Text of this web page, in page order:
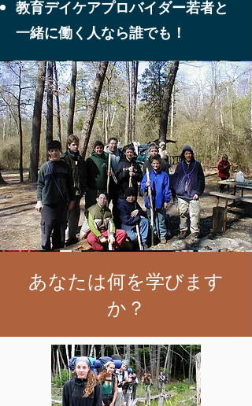
教育デイケアプロバイダー若者と
一緒に働く人なら誰でも！
あなたは何を学びます
か？